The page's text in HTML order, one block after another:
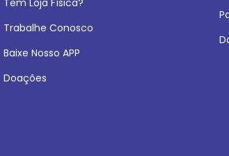
Tem Loja Física?
Trabalhe Conosco
Baixe Nosso APP
Doações